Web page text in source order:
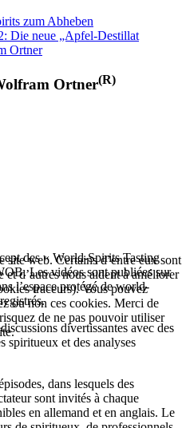
zum Abheben
Die neue „Apfel-Destillat
Ortner
Ortner(R)
des « World-Spirits Tasting
Les vidéos sont publiées sur
l’espace protégé de world-
divertissantes avec des
spiritueux et des analyses
dans lesquels des
sont invités à chaque
en allemand et en anglais. Le
web. Certains d’entre eux sont
d’autres nous aident à améliorer
traceurs). Vous pouvez
ou non ces cookies. Merci de
de ne pas pouvoir utiliser